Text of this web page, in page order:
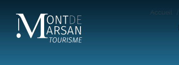
contenu
principal
Accueil